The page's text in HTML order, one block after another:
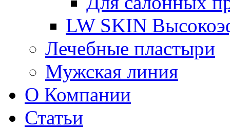
LW SKIN
Лечебные пластыри
Мужская линия
О Компании
Статьи